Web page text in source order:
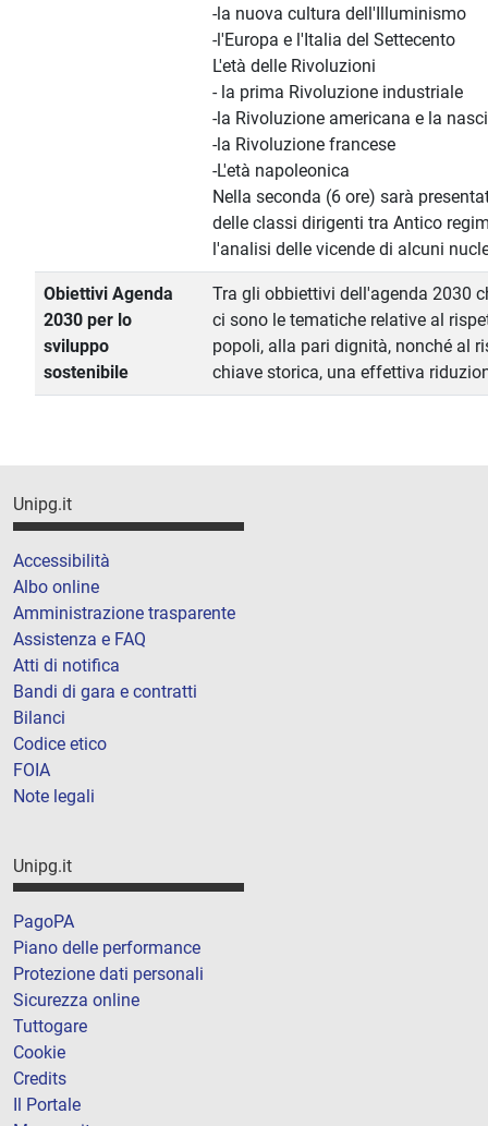
-la nuova cultura dell'Illuminismo
-l'Europa e l'Italia del Settecento
L'età delle Rivoluzioni
- la prima Rivoluzione industriale
-la Rivoluzione americana e la
-la Rivoluzione francese
-L'età napoleonica
Nella seconda (6 ore) sarà
delle classi dirigenti tra Antico
l'analisi delle vicende di alcuni
Obiettivi Agenda
2030 per lo
sviluppo
sostenibile
Tra gli obbiettivi dell'agenda 2030
ci sono le tematiche relative al
popoli, alla pari dignità, nonché al
chiave storica, una effettiva
Unipg.it
Accessibilità
Albo online
Amministrazione trasparente
Assistenza e FAQ
Atti di notifica
Bandi di gara e contratti
Bilanci
Codice etico
FOIA
Note legali
Unipg.it
PagoPA
Piano delle performance
Protezione dati personali
Sicurezza online
Tuttogare
Cookie
Credits
Il Portale